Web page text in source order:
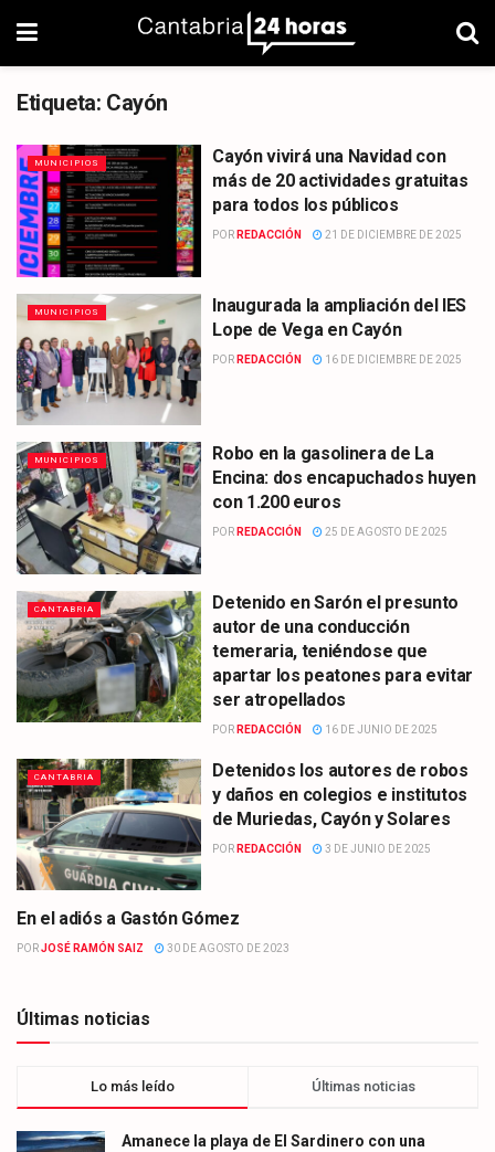
Etiqueta: Cayón
MUNICIPIOS
Cayón vivirá una Navidad con
más de 20 actividades gratuitas
para todos los públicos
POR REDACCIÓN 21 DE DICIEMBRE DE 2025
MUNICIPIOS
Inaugurada la ampliación del IES
Lope de Vega en Cayón
POR REDACCIÓN 16 DE DICIEMBRE DE 2025
MUNICIPIOS
Robo en la gasolinera de La
Encina: dos encapuchados huyen
con 1.200 euros
POR REDACCIÓN 25 DE AGOSTO DE 2025
CANTABRIA
Detenido en Sarón el presunto
autor de una conducción
temeraria, teniéndose que
apartar los peatones para evitar
ser atropellados
POR REDACCIÓN 16 DE JUNIO DE 2025
CANTABRIA
Detenidos los autores de robos
y daños en colegios e institutos
de Muriedas, Cayón y Solares
POR REDACCIÓN 3 DE JUNIO DE 2025
OPINIÓN
En el adiós a Gastón Gómez
PORJOSÉ RAMÓN SAIZ 30 DE AGOSTO DE 2023
Últimas noticias
Lo más leído Últimas noticias
Amanece la playa de El Sardinero con una